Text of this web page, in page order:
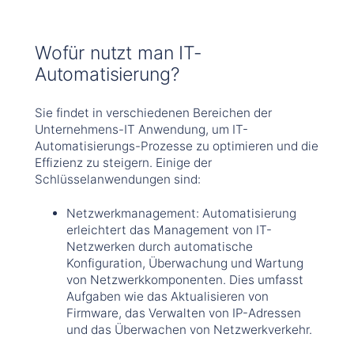
Wofür nutzt man IT-
Automatisierung?
Sie findet in verschiedenen Bereichen der
Unternehmens-IT Anwendung, um IT-
Automatisierungs-Prozesse zu optimieren und die
Effizienz zu steigern. Einige der
Schlüsselanwendungen sind:
Netzwerkmanagement: Automatisierung
erleichtert das Management von IT-
Netzwerken durch automatische
Konfiguration, Überwachung und Wartung
von Netzwerkkomponenten. Dies umfasst
Aufgaben wie das Aktualisieren von
Firmware, das Verwalten von IP-Adressen
und das Überwachen von Netzwerkverkehr.